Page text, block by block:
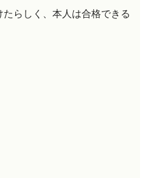
らしく、本人は合格できる